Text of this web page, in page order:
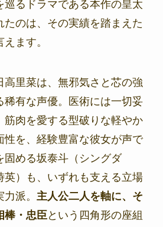
巡るドラマである本作の皇太
たのは、その実績を踏まえた
ます。
高里菜は、無邪気さと芯の強
稀有な声優。医術には一切妥
筋肉を愛する型破りな軽やか
性を、経験豊富な彼女が声で
固める坂泰斗（シングダ
英）も、いずれも支える立場
派。 主人公二人を軸に、そ
棒・忠臣という四角形の座組